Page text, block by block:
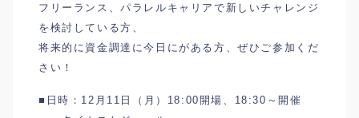
フリーランス、パラレルキャリアで新しいチャレンジ
を検討している方、
将来的に資金調達に今日にがある方、ぜひご参加くだ
さい！
■日時：12月11日（月）18:00開場、18:30～開催